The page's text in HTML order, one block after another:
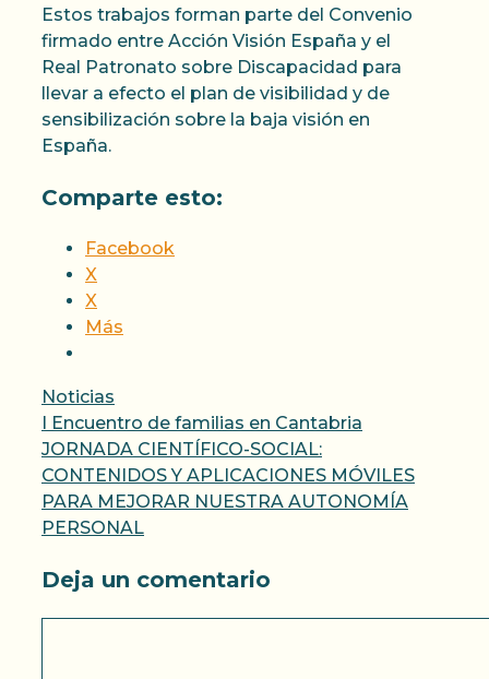
Estos trabajos forman parte del Convenio
firmado entre Acción Visión España y el
Real Patronato sobre Discapacidad para
llevar a efecto el plan de visibilidad y de
sensibilización sobre la baja visión en
España.
Comparte esto:
Facebook
X
X
Más
Categorías
Noticias
I Encuentro de familias en Cantabria
JORNADA CIENTÍFICO-SOCIAL:
CONTENIDOS Y APLICACIONES MÓVILES
PARA MEJORAR NUESTRA AUTONOMÍA
PERSONAL
Deja un comentario